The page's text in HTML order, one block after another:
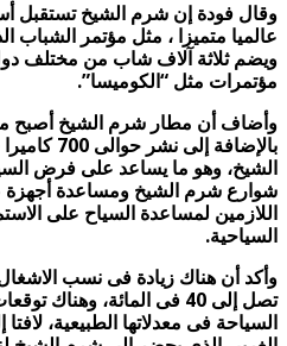
وقال فودة إن شرم الشيخ تستقبل
عالميا متميزا ، مثل مؤتمر الشباب
ويضم ثلاثة آلاف شاب من مختلف دول
مؤتمرات مثل “الكوميسا”.
وأضاف أن مطار شرم الشيخ أصبح
بالإضافة
الشيخ، وهو ما يساعد على فرض
شوارع شرم الشيخ ومساعدة أجهزة
اللازمين لمساعدة السياح على
السياحية.
وأكد أن هناك زيادة فى نسب
تصل إلى 40 فى المائة،
السياحة فى معدلاتها الطبيعية،